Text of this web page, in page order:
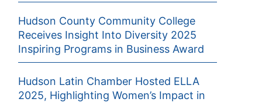
Hudson County Community College
Receives Insight Into Diversity 2025
Inspiring Programs in Business Award
Hudson Latin Chamber Hosted ELLA
2025, Highlighting Women’s Impact in